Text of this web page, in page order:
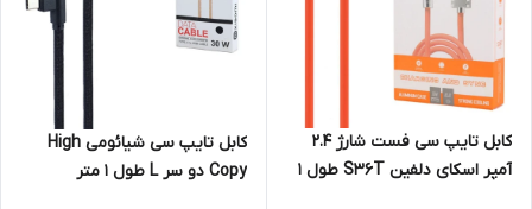
کابل تایپ سی فست شارژ 2.4
آمپر اسکای دلفین S36T طول 1
کابل تایپ سی شیائومی High
Copy دو سر L طول 1 متر